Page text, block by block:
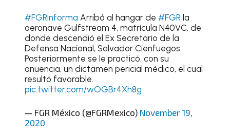
#FGRInforma Arribó al hangar de #FGR la
aeronave Gulfstream 4, matrícula N40VC, de
donde descendió el Ex Secretario de la
Defensa Nacional, Salvador Cienfuegos.
Posteriormente se le practicó, con su
anuencia, un dictamen pericial médico, el cual
resultó favorable.
pic.twitter.com/wOGBr4Xh8g
— FGR México (@FGRMexico) November 19,
2020